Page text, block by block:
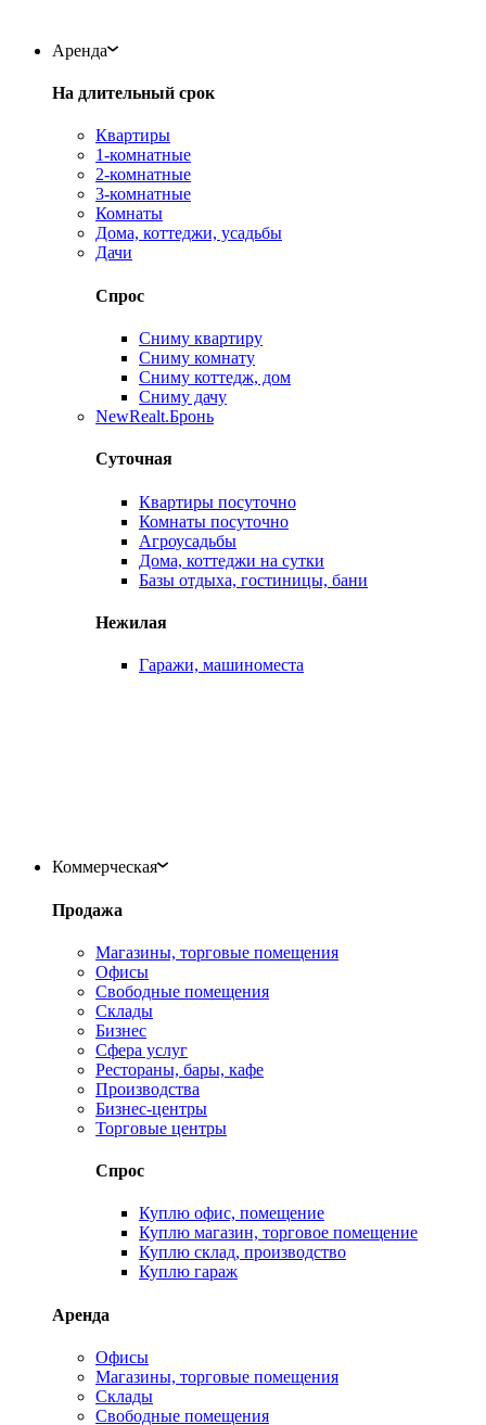
Аренда
На длительный срок
Квартиры
1-комнатные
2-комнатные
3-комнатные
Комнаты
Дома, коттеджи, усадьбы
Дачи
Спрос
Сниму квартиру
Сниму комнату
Сниму коттедж, дом
Сниму дачу
NewRealt.Бронь
Суточная
Квартиры посуточно
Комнаты посуточно
Агроусадьбы
Дома, коттеджи на сутки
Базы отдыха, гостиницы, бани
Нежилая
Гаражи, машиноместа
Коммерческая
Продажа
Магазины, торговые помещения
Офисы
Свободные помещения
Склады
Бизнес
Сфера услуг
Рестораны, бары, кафе
Производства
Бизнес-центры
Торговые центры
Спрос
Куплю офис, помещение
Куплю магазин, торговое помещение
Куплю склад, производство
Куплю гараж
Аренда
Офисы
Магазины, торговые помещения
Склады
Свободные помещения